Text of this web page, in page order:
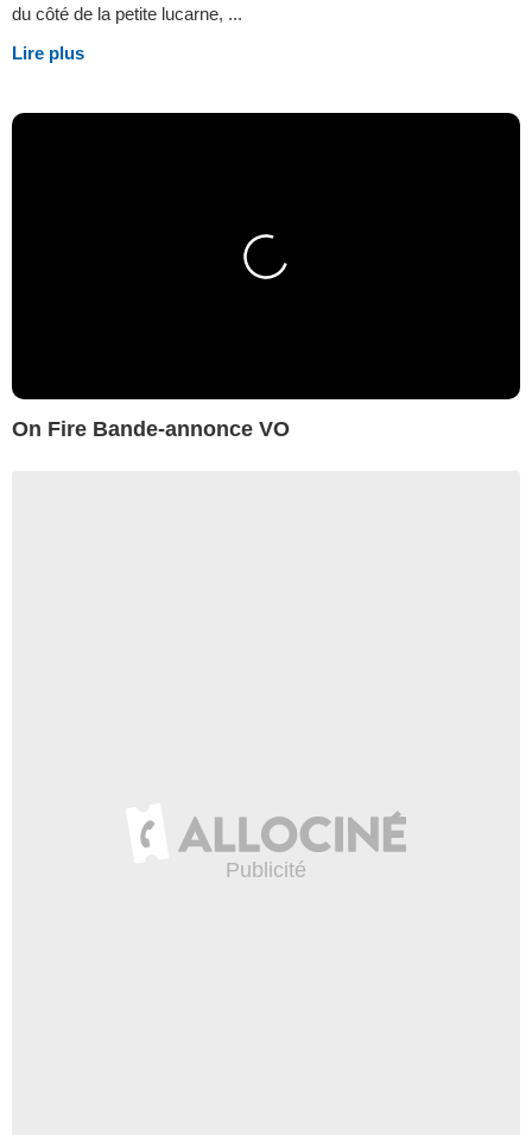
du côté de la petite lucarne, ...
Lire plus
On Fire Bande-annonce VO